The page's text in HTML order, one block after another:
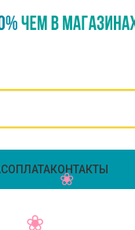
ОПЛАТАКОНТАКТЫ